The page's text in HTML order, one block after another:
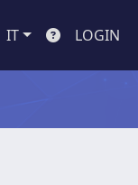
IT LOGIN